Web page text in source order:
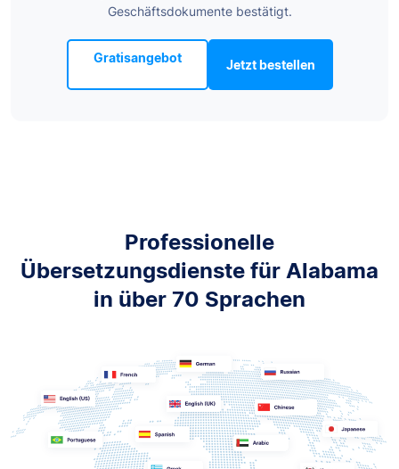
Geschäftsdokumente bestätigt.
Gratisangebot Jetzt bestellen
Professionelle
Übersetzungsdienste für Alabama
in über 70 Sprachen